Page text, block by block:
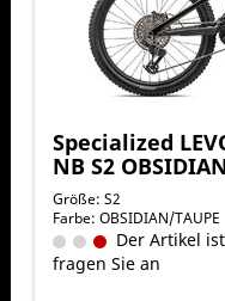
Specialized
NB S2
Größe: S2
Farbe: OBSIDIAN/TAUPE
Der Artikel
fragen Sie an